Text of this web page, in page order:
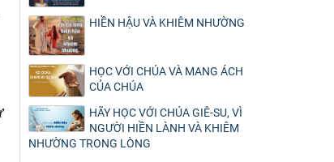
HIỀN HẬU VÀ KHIÊM NHƯỜNG
HỌC VỚI CHÚA VÀ MANG ÁCH
CỦA CHÚA
HÃY HỌC VỚI CHÚA GIÊ-SU, VÌ
NGƯỜI HIỀN LÀNH VÀ KHIÊM
NHƯỜNG TRONG LÒNG